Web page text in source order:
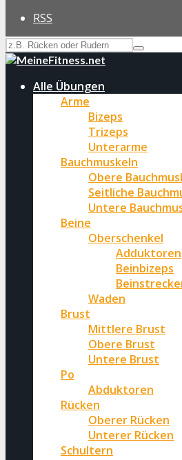
RSS
Alle Übungen
Arme
Bizeps
Trizeps
Unterarme
Bauchmuskeln
Obere
Seitliche
Untere
Beine
Oberschenkel
Adduktoren
Beinbizeps
Waden
Brust
Mittlere Brust
Obere Brust
Untere Brust
Po
Abduktoren
Rücken
Oberer Rücken
Unterer Rücken
Schultern